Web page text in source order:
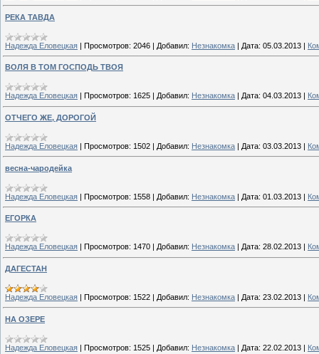
РЕКА ТАВДА
Надежда Еловецкая | Просмотров: 2046 | Добавил: Незнакомка | Дата: 05.03.2013 |
ВОЛЯ В ТОМ ГОСПОДЬ ТВОЯ
Надежда Еловецкая Просмотров: 1625 Добавил: Незнакомка Дата: 04.03.2013
ОТЧЕГО ЖЕ, ДОРОГОЙ
Надежда Еловецкая | Просмотров: 1502 | Добавил: Незнакомка | Дата: 03.03.2013 |
весна-чародейка
Надежда Еловецкая | Просмотров: 1558 | Добавил: Незнакомка | Дата: 01.03.2013 |
ЕГОРКА
Надежда Еловецкая Просмотров: 1470 Добавил: Незнакомка Дата: 28.02.2013
ДАГЕСТАН
Надежда Еловецкая | Просмотров: 1522 | Добавил: Незнакомка | Дата: 23.02.2013 |
НА ОЗЕРЕ
Надежда Еловецкая | Просмотров: 1525 | Добавил: Незнакомка | Дата: 22.02.2013 |